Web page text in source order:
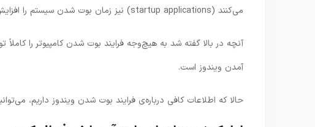
می‌کنند (startup applications) نیز زمان بوت شدن سیستم را افزایش می‌دهد.
آنچه در بالا گفته شد به هیچ‌وجه فرایند بوت شدن کامپیوتر را
آمدن ویندوز است.
حالا که اطلاعات کافی درباره‌ی فرایند بوت شدن ویندوز داریم،